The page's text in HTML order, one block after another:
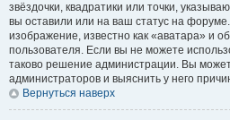
звёздочки, квадратики или точки,
вы оставили или на ваш статус на
изображение, известно как «аватара» и
пользователя. Если вы не можете
таково решение администрации. Вы
администраторов и выяснить у него
Вернуться наверх